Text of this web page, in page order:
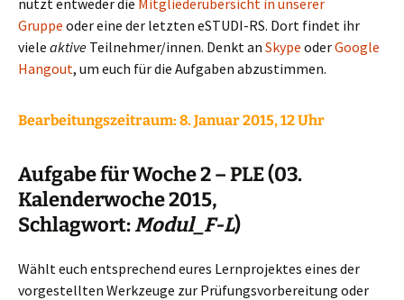
nutzt entweder die Mitgliederübersicht in unserer
Gruppe oder eine der letzten eSTUDI-RS. Dort findet ihr
viele aktive Teilnehmer/innen. Denkt an Skype oderGoogle
Hangout, um euch für die Aufgaben abzustimmen.
Bearbeitungszeitraum: 8. Januar 2015, 12 Uhr
Aufgabe für Woche 2 – PLE (03.
Kalenderwoche 2015,
Schlagwort:Modul_F-L)
Wählt euch entsprechend eures Lernprojektes eines der
vorgestellten Werkzeuge zur Prüfungsvorbereitung oder